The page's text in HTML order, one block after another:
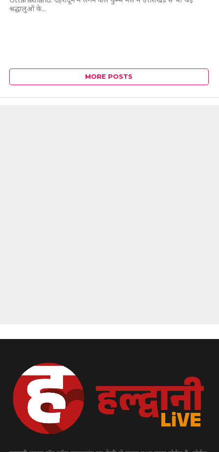
श्रद्धालुओं के...
MORE POSTS